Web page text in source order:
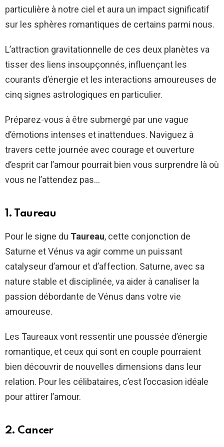
particulière à notre ciel et aura un impact significatif
sur les sphères romantiques de certains parmi nous.
L’attraction gravitationnelle de ces deux planètes va
tisser des liens insoupçonnés, influençant les
courants d’énergie et les interactions amoureuses de
cinq signes astrologiques en particulier.
Préparez-vous à être submergé par une vague
d’émotions intenses et inattendues. Naviguez à
travers cette journée avec courage et ouverture
d’esprit car l’amour pourrait bien vous surprendre là où
vous ne l’attendez pas…
1. Taureau
Pour le signe du Taureau, cette conjonction de
Saturne et Vénus va agir comme un puissant
catalyseur d’amour et d’affection. Saturne, avec sa
nature stable et disciplinée, va aider à canaliser la
passion débordante de Vénus dans votre vie
amoureuse.
Les Taureaux vont ressentir une poussée d’énergie
romantique, et ceux qui sont en couple pourraient
bien découvrir de nouvelles dimensions dans leur
relation. Pour les célibataires, c’est l’occasion idéale
pour attirer l’amour.
2. Cancer